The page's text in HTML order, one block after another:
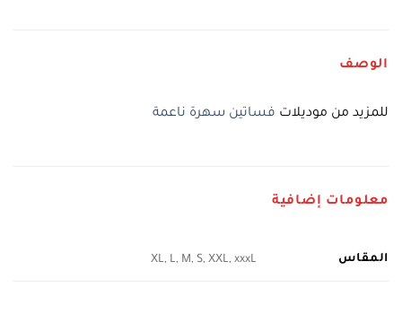
الوصف
للمزيد من موديلات فساتين سهرة ناعمة
معلومات إضافية
المقاس XL, L, M, S, XXL, xxxL